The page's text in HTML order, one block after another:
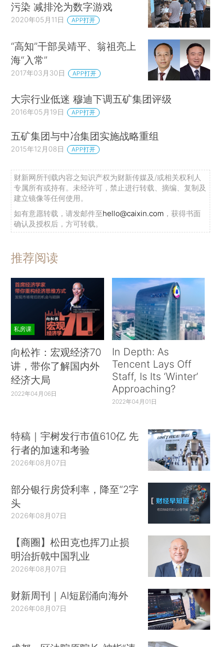
污染 减排沦为数字游戏
2020年05月11日 APP打开
“高知”干部吴靖平、翁祖亮上
海“入常”
2017年03月30日 APP打开
大宗行业低迷 穆迪下调五矿集团评级
2016年05月19日 APP打开
五矿集团与中冶集团实施战略重组
2015年12月08日 APP打开
财新网所刊载内容之知识产权为财新传媒及/或相关权利人
专属所有或持有。未经许可，禁止进行转载、摘编、复制及
建立镜像等任何使用。
如有意愿转载，请发邮件至hello@caixin.com ，获得书面
确认及授权后，方可转载。
推荐阅读
私房课
向松祚：宏观经济70
讲，带你了解国内外
经济大局
2022年04月06日
In Depth: As
Tencent Lays Off
Staff, Is Its ‘Winter’
Approaching?
2022年04月01日
特稿｜宇树发行市值610亿 先
行者的加速和考验
2026年08月07日
部分银行房贷利率，降至“2字
头
2026年08月07日
【商圈】松田克也挥刀止损
明治折戟中国乳业
2026年08月07日
财新周刊｜AI短剧涌向海外
2026年08月07日